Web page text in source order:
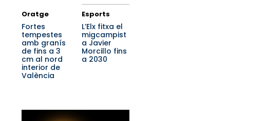
Oratge
Fortes
tempestes
amb granís
de fins a 3
cm al nord
interior de
València
Esports
L’Elx fitxa el
migcampist
a Javier
Morcillo fins
a 2030